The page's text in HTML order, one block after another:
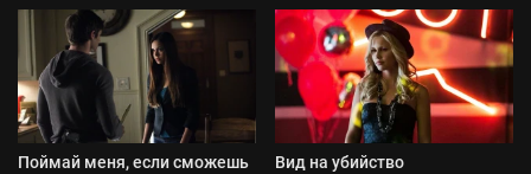
Поймай меня, если сможешь Вид на убийство